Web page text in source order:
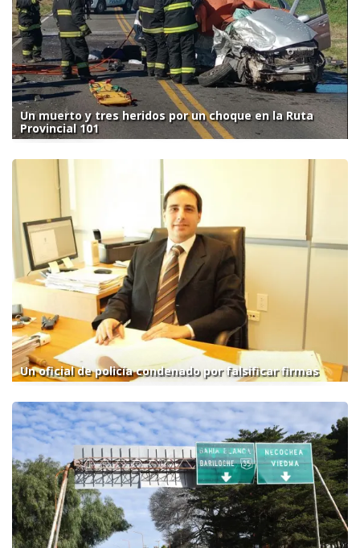
Un muerto y tres heridos por un choque en la Ruta
Provincial 101
Un oficial de policía condenado por falsificar firmas